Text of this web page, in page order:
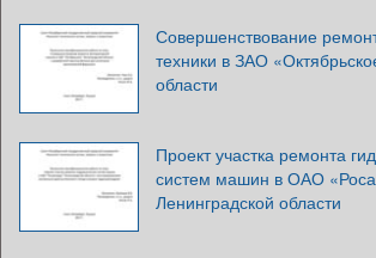
Совершенствование
техники в ЗАО
области
Проект участка ремонта
систем машин в ОАО
Ленинградской области